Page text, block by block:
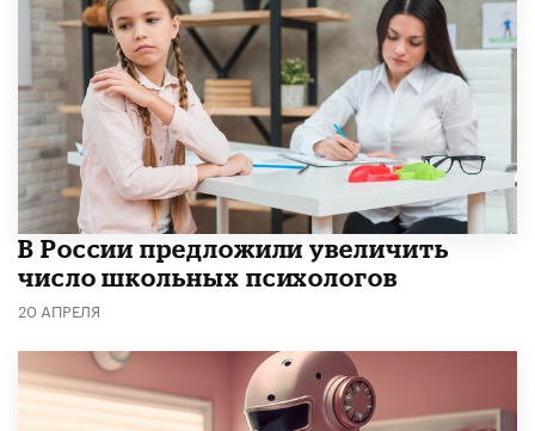
В России предложили увеличить
число школьных психологов
20 АПРЕЛЯ